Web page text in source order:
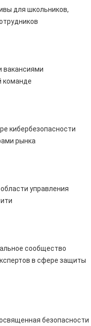
для школьников,
вакансиями
команде
кибербезопасности
рынка
управления
сообщество
в сфере защиты
безопасности